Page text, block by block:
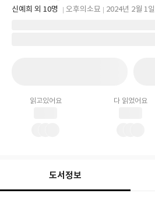
글신예희 외 10명
오후의소묘
2024년 2월 1일
읽고있어요 다 읽었어요
도서정보